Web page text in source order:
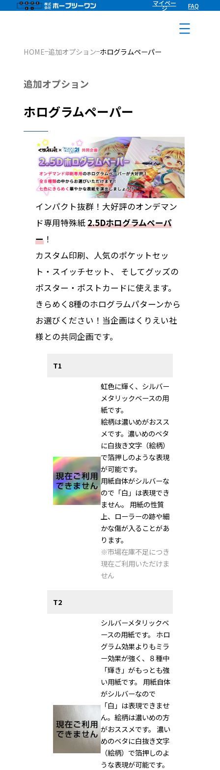
マイペー
ジ FAQ
HOME 追加オプション ホログラムペーパー
追加オプション
ホログラムペーパー
インパクト抜群！大好評のオンデマン
ド専用特殊紙2.5Dホログラムペーパ
ー！
カスタム印刷、人気のポケットセッ
ト・スイッチセット、 そしてグッズの
ポスター・ポストカードに使えます。
きらめく8種のホログラムパターンから
お選びください！当企画はくりえい社
様との共同企画です。
T1
虹色に輝く、シルバー
メタリックベースの用
紙です。
絵柄は濃いめがおスス
メです。濃いめのベタ
に白抜き文字（絵柄）
で箔押しのような表現
が可能です。
用紙自体がシルバーな
ので「白」は表現でき
ません。 用紙の性質
上、ローラーの跡や細
かな傷が入ることがあ
ります。
※市場在庫不足につき
現在ご利用いただけま
せん
T2
シルバーメタリックベ
ースの用紙です。 ホロ
グラム効果よりもミラ
ー効果が強く、８種中
「輝き」がもっとも強
い用紙です。 用紙自体
がシルバーなので
「白」は表現できませ
ん。絵柄は濃いめの方
がおススメです。 濃い
めのベタに白抜き文字
（絵柄）で箔押しのよ
うな表現が可能です。